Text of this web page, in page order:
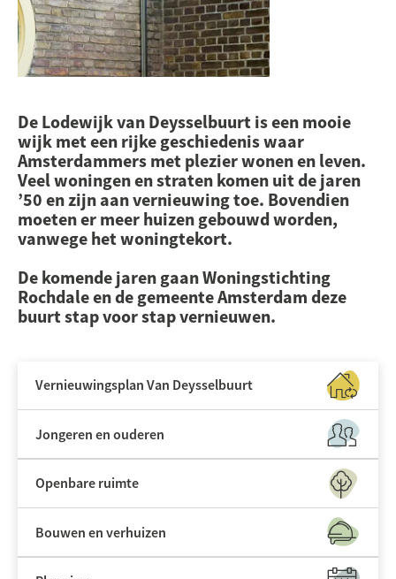
De Lodewijk vanDeysselbuurtis een mooie
wijk met een rijke geschiedenis waar
Amsterdammers met plezier wonen en leven.
Veel woningen en straten komen uit de jaren
’50 en zijn aan vernieuwing toe. Bovendien
moeten er meer huizen gebouwd worden,
vanwege het woningtekort.
De komende jaren gaan Woningstichting
Rochdaleen de gemeente Amsterdam deze
buurt stap voor stap vernieuwen.
Vernieuwingsplan Van Deysselbuurt
Jongeren en ouderen
Openbare ruimte
Bouwen en verhuizen